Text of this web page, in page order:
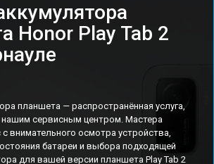
Honor Play Tab 2
планшета — распространённая услуга,
сервисным центром. Мастера
внимательного осмотра устройства,
батареи и выбора подходящей
для вашей версии планшета Play Tab 2